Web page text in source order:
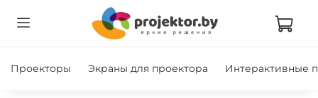
Проекторы Экраны для проектора Интерактивные